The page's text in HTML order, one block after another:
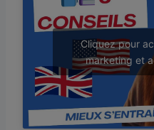
Cliquez pour
marketing et